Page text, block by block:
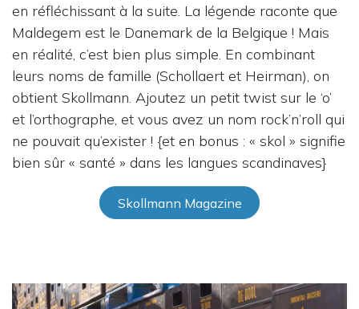
en réfléchissant à la suite. La légende raconte que
Maldegem est le Danemark de la Belgique ! Mais
en réalité, c’est bien plus simple. En combinant
leurs noms de famille (Schollaert et Heirman), on
obtient Skollmann. Ajoutez un petit twist sur le ‘o’
et l’orthographe, et vous avez un nom rock’n’roll qui
ne pouvait qu’exister ! {et en bonus : « skol » signifie
bien sûr « santé » dans les langues scandinaves}
Skollmann Magazine